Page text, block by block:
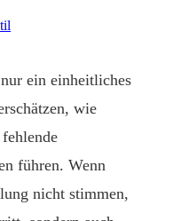
ein einheitliches
wie
führen. Wenn
nicht stimmen,